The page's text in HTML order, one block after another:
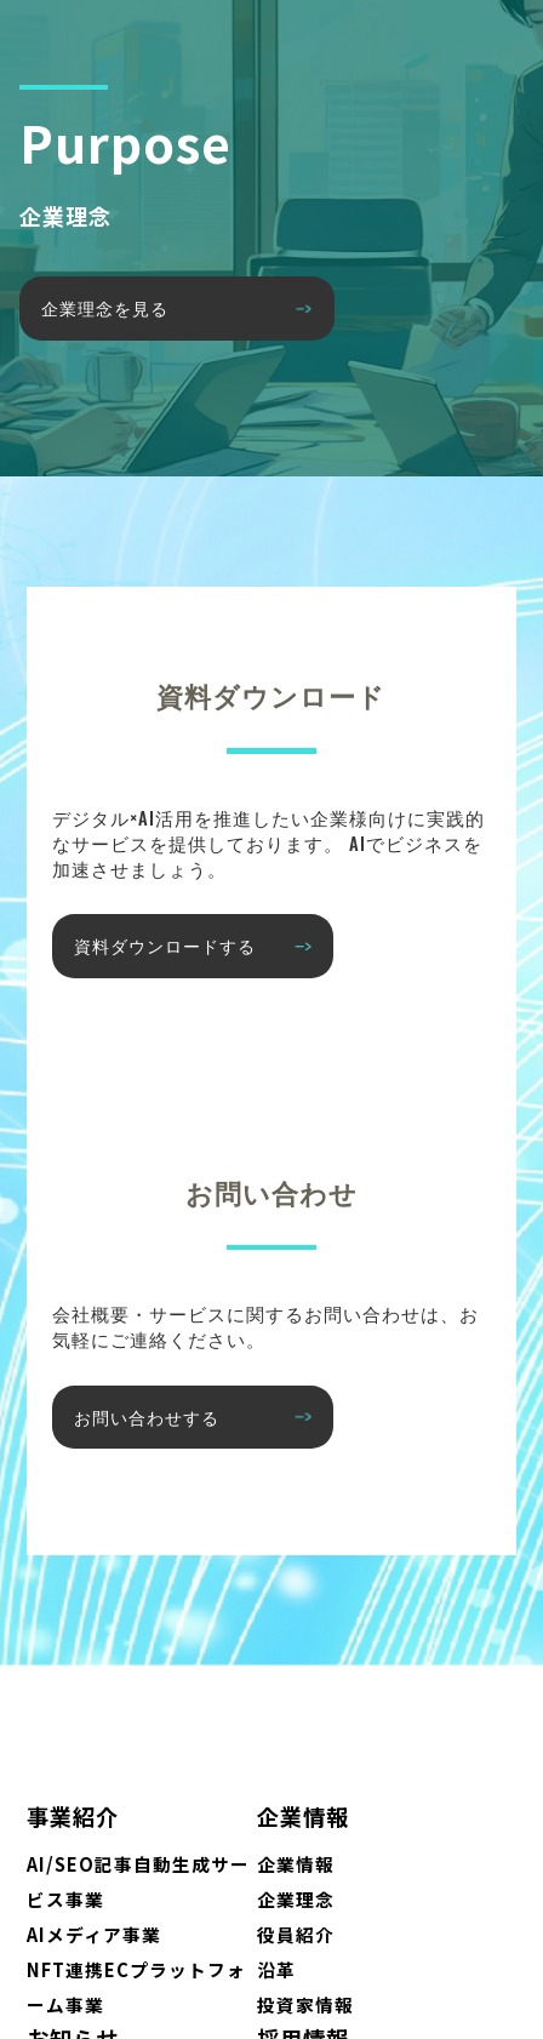
Purpose
企業理念
企業理念を見る
資料ダウンロード
デジタル×AI活用を推進したい企業様向けに実践的
なサービスを提供しております。 AIでビジネスを
加速させましょう。
資料ダウンロードする
お問い合わせ
会社概要・サービスに関するお問い合わせは、お
気軽にご連絡ください。
お問い合わせする
事業紹介
AI/SEO記事自動生成サー
ビス事業
AIメディア事業
NFT連携ECプラットフォ
ーム事業
企業情報
企業情報
企業理念
役員紹介
沿革
投資家情報